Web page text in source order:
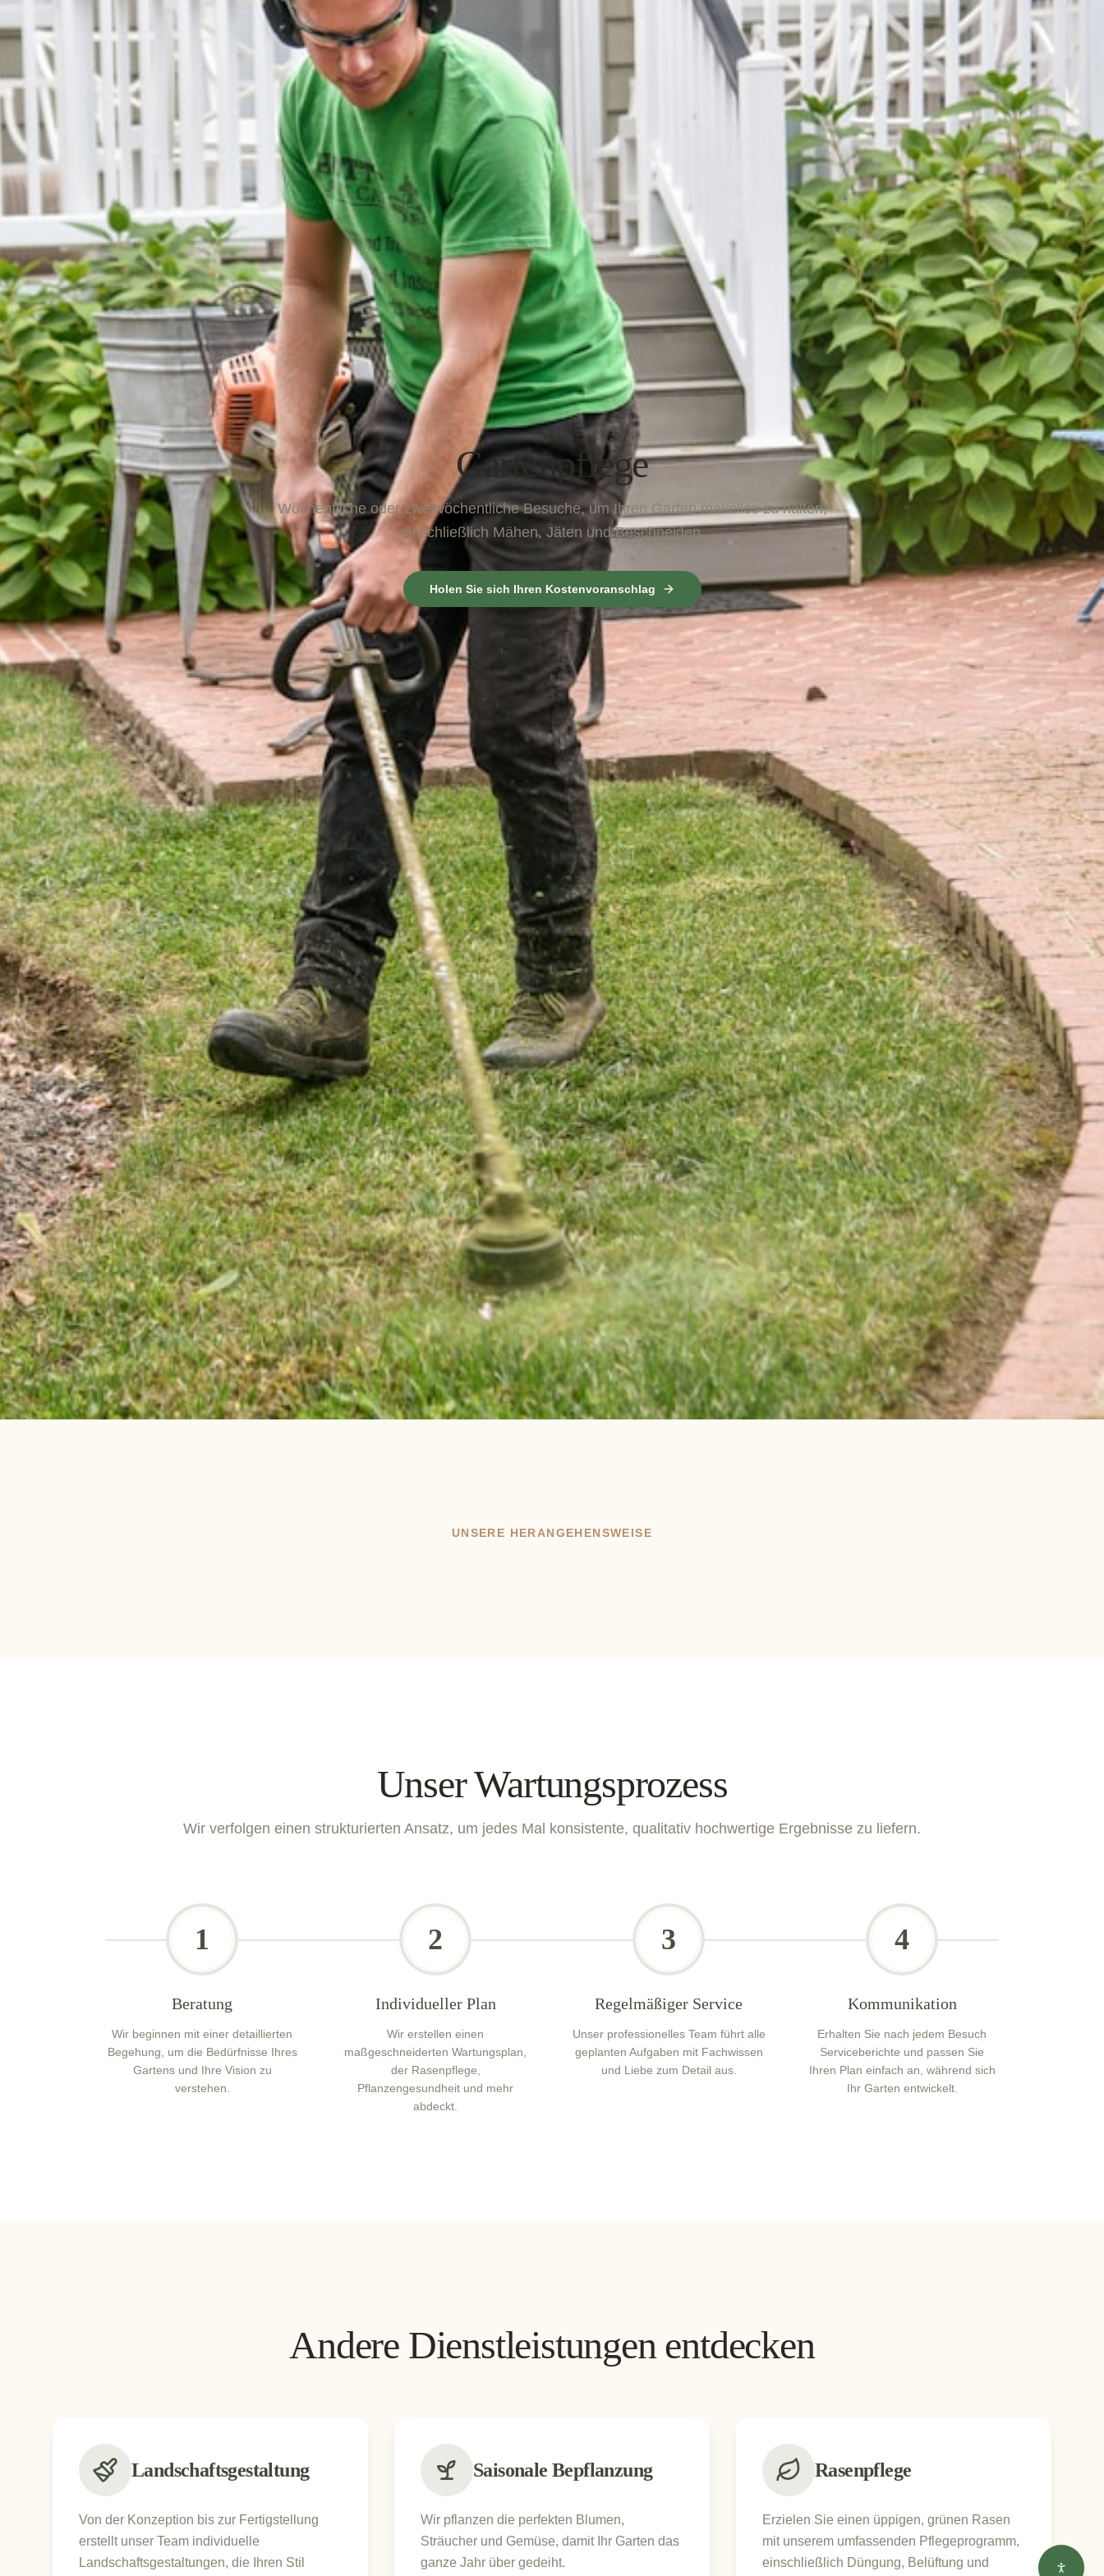
Gartenpflege
Wöchentliche oder zweiwöchentliche Besuche, um Ihren Garten makellos zu halten,
einschließlich Mähen, Jäten und Beschneiden.
Holen Sie sich Ihren Kostenvoranschlag
UNSERE HERANGEHENSWEISE
Unser Wartungsprozess
Wir verfolgen einen strukturierten Ansatz, um jedes Mal konsistente, qualitativ hochwertige Ergebnisse zu liefern.
1
Beratung
Wir beginnen mit einer detaillierten
Begehung, um die Bedürfnisse Ihres
Gartens und Ihre Vision zu
verstehen.
2
Individueller Plan
Wir erstellen einen
maßgeschneiderten Wartungsplan,
der Rasenpflege,
Pflanzengesundheit und mehr
abdeckt.
3
Regelmäßiger Service
Unser professionelles Team führt alle
geplanten Aufgaben mit Fachwissen
und Liebe zum Detail aus.
4
Kommunikation
Erhalten Sie nach jedem Besuch
Serviceberichte und passen Sie
Ihren Plan einfach an, während sich
Ihr Garten entwickelt.
Andere Dienstleistungen entdecken
Landschaftsgestaltung
Von der Konzeption bis zur Fertigstellung
erstellt unser Team individuelle
Landschaftsgestaltungen, die Ihren Stil
Saisonale Bepflanzung
Wir pflanzen die perfekten Blumen,
Sträucher und Gemüse, damit Ihr Garten das
ganze Jahr über gedeiht.
Rasenpflege
Erzielen Sie einen üppigen, grünen Rasen
mit unserem umfassenden Pflegeprogramm,
einschließlich Düngung, Belüftung und